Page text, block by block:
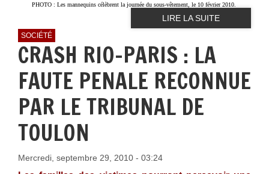
PHOTO : Les mannequins célèbrent la journée du sous-vêtement, le 10 février 2010.
LIRE LA SUITE
SOCIÉTÉ
CRASH RIO-PARIS : LA
FAUTE PENALE RECONNUE
PAR LE TRIBUNAL DE
TOULON
Mercredi, septembre 29, 2010 - 03:24